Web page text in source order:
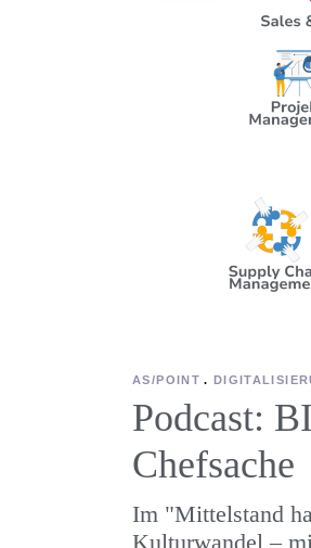
AS/POINT
Podcast:
Chefsache
Im "Mittelstand
Kulturwandel –